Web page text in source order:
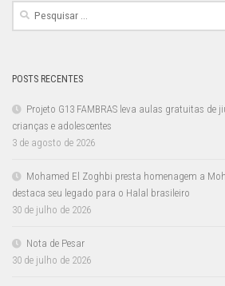
Pesquisar
POSTS RECENTES
Projeto G13 FAMBRAS leva aulas gratuitas
crianças e adolescentes
3 de agosto de 2026
Mohamed El Zoghbi presta homenagem a
destaca seu legado para o Halal brasileiro
30 de julho de 2026
Nota de Pesar
30 de julho de 2026